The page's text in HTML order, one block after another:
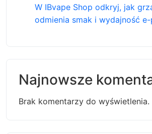
W IBvape Shop odkryj, jak
odmienia smak i wydajność
Najnowsze
Brak komentarzy do wyświetlenia.